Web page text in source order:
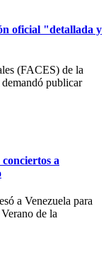
oficial "detallada y
(FACES) de la
publicar
a
a Venezuela para
de la